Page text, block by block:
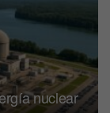
nuclear